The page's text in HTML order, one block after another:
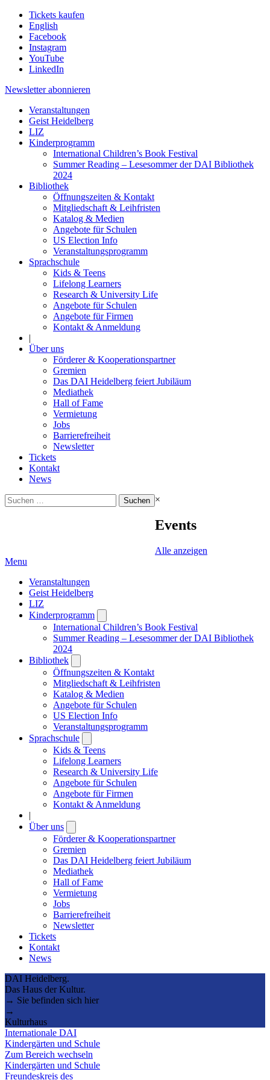
Tickets kaufen
English
Facebook
Instagram
YouTube
LinkedIn
Newsletter abonnieren
Veranstaltungen
Geist Heidelberg
LIZ
Kinderprogramm
International Children’s Book Festival
Summer Reading – Lesesommer der DAI Bibliothek
2024
Bibliothek
Öffnungszeiten & Kontakt
Mitgliedschaft & Leihfristen
Katalog & Medien
Angebote für Schulen
US Election Info
Veranstaltungsprogramm
Sprachschule
Kids & Teens
Lifelong Learners
Research & University Life
Angebote für Schulen
Angebote für Firmen
Kontakt & Anmeldung
|
Über uns
Förderer & Kooperationspartner
Gremien
Das DAI Heidelberg feiert Jubiläum
Mediathek
Hall of Fame
Vermietung
Jobs
Barrierefreiheit
Newsletter
Tickets
Kontakt
News
Suchen
nach:
×
Events
Alle anzeigen
Menu
Veranstaltungen
Geist Heidelberg
LIZ
Kinderprogramm
submenu
International Children’s Book Festival
Summer Reading – Lesesommer der DAI Bibliothek
2024
Bibliothek
submenu
Öffnungszeiten & Kontakt
Mitgliedschaft & Leihfristen
Katalog & Medien
Angebote für Schulen
US Election Info
Veranstaltungsprogramm
Sprachschule
submenu
Kids & Teens
Lifelong Learners
Research & University Life
Angebote für Schulen
Angebote für Firmen
Kontakt & Anmeldung
|
Über uns
submenu
Förderer & Kooperationspartner
Gremien
Das DAI Heidelberg feiert Jubiläum
Mediathek
Hall of Fame
Vermietung
Jobs
Barrierefreiheit
Newsletter
Tickets
Kontakt
News
DAI Heidelberg.
Das Haus der Kultur.
→ Sie befinden sich hier
→
Kulturhaus
Internationale DAI
Kindergärten und Schule
Zum Bereich wechseln
Kindergärten und Schule
Freundeskreis des